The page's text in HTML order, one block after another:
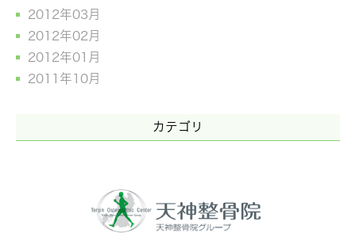
2012年03月
2012年02月
2012年01月
2011年10月
カテゴリ